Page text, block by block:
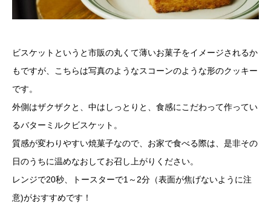
ビスケットというと市販の丸くて薄いお菓子をイメージされるか
もですが、こちらは写真のようなスコーンのような形のクッキー
です。
外側はザクザクと、中はしっとりと、食感にこだわって作ってい
るバターミルクビスケット。
質感が変わりやすい焼菓子なので、お家で食べる際は、是非その
日のうちに温めなおしてお召し上がりください。
レンジで20秒、トースターで1～2分（表面が焦げないように注
意)がおすすめです！